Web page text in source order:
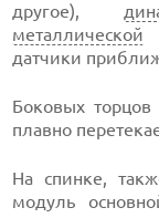
другое),
металлической
датчики
Боковых торцов
плавно
На спинке,
модуль